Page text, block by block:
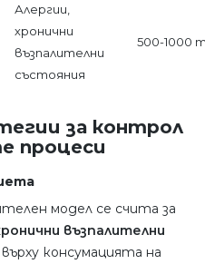
Алергии,
хронични
възпалителни
състояния
500-1000
за контрол
процеси
модел се счита за
възпалителни
консумацията на